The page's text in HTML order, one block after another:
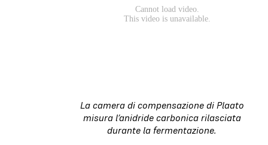
La camera di compensazione di Plaato
misura l’anidride carbonica rilasciata
durante la fermentazione.